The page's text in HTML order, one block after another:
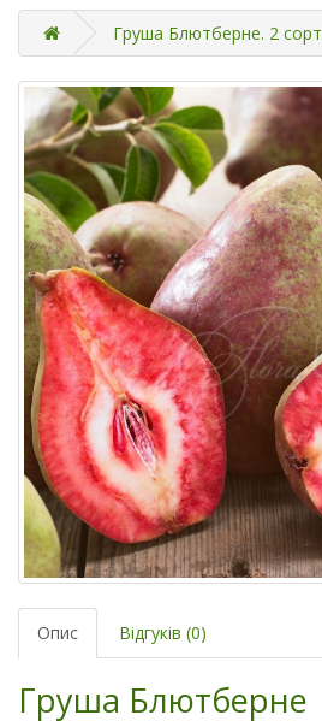
Груша Блютберне. 2 сорт
Опис Відгуків (0)
Груша Блютберне